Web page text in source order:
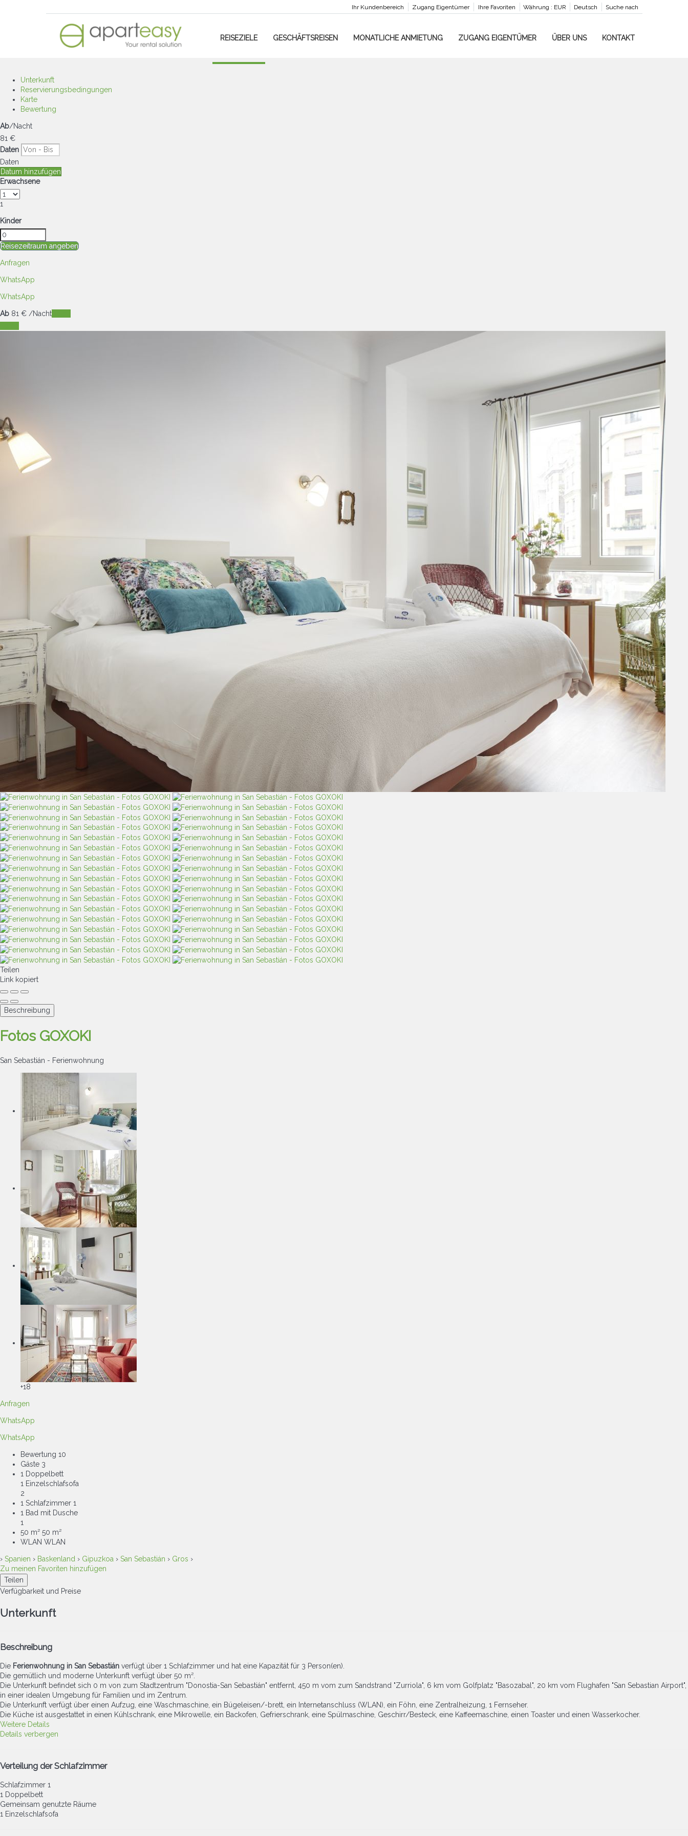
Suche nach
Deutsch
Währung : EUR
Ihre Favoriten
Zugang Eigentümer
Ihr Kundenbereich
REISEZIELE GESCHÄFTSREISEN MONATLICHE ANMIETUNG ZUGANG EIGENTÜMER ÜBER UNS KONTAKT
Unterkunft
Reservierungsbedingungen
Karte
Bewertung
Ab/Nacht
81 €
Daten
Daten
Datum hinzufügen
Erwachsene
1
Kinder
Reisezeitraum angeben
Anfragen
WhatsApp
WhatsApp
Ab 81 € /Nacht
Teilen
Link kopiert
Beschreibung
Fotos GOXOKI
San Sebastián - Ferienwohnung
+18
Anfragen
WhatsApp
WhatsApp
Bewertung 10
Gäste 3
1 Doppelbett
1 Einzelschlafsofa
2
1 Schlafzimmer 1
1 Bad mit Dusche
1
50 m² 50 m²
WLAN WLAN
› Spanien › Baskenland › Gipuzkoa › San Sebastián › Gros ›
Zu meinen Favoriten hinzufügen
Teilen
Verfügbarkeit und Preise
Unterkunft
Beschreibung
Die Ferienwohnung in San Sebastián verfügt über 1 Schlafzimmer und hat eine Kapazität für 3 Person(en).
Die gemütlich und moderne Unterkunft verfügt über 50 m².
Die Unterkunft befindet sich 0 m von zum Stadtzentrum "Donostia-San Sebastián" entfernt, 450 m vom zum Sandstrand "Zurriola", 6 km vom Golfplatz "Basozabal", 20 km vom Flughafen "San Sebastian Airport",
in einer idealen Umgebung für Familien und im Zentrum.
Die Unterkunft verfügt über einen Aufzug, eine Waschmaschine, ein Bügeleisen/-brett, ein Internetanschluss (WLAN), ein Föhn, eine Zentralheizung, 1 Fernseher.
Die Küche ist ausgestattet in einen Kühlschrank, eine Mikrowelle, ein Backofen, Gefrierschrank, eine Spülmaschine, Geschirr/Besteck, eine Kaffeemaschine, einen Toaster und einen Wasserkocher.
Weitere Details
Details verbergen
Verteilung der Schlafzimmer
Schlafzimmer 1
1 Doppelbett
Gemeinsam genutzte Räume
1 Einzelschlafsofa